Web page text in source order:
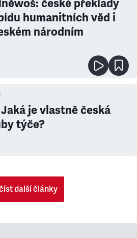
české překlady
humanitních věd i
národním
je vlastně česká
týče?
další články